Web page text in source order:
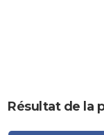
CARTE DE VOEUX
DICTIONNAIRE
Résultat de la